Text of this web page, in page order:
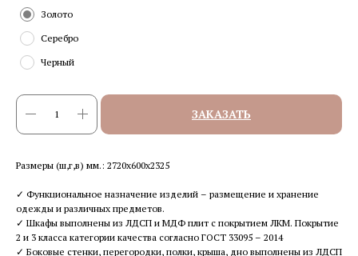
Золото
Серебро
Черный
ЗАКАЗАТЬ
Размеры (ш,г,в) мм.: 2720х600х2325
✓ Функциональное назначение изделий – размещение и хранение
одежды и различных предметов.
✓ Шкафы выполнены из ЛДСП и МДФ плит с покрытием ЛКМ. Покрытие
2 и 3 класса категории качества согласно ГОСТ 33095 – 2014
✓ Боковые стенки, перегородки, полки, крыша, дно выполнены из ЛДСП